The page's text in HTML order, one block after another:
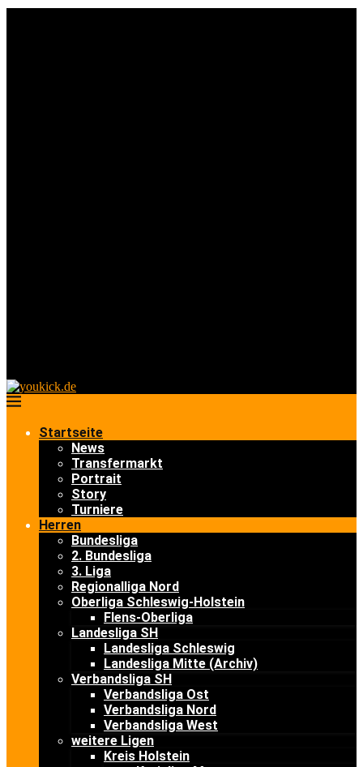
Startseite
News
Transfermarkt
Portrait
Story
Turniere
Herren
Bundesliga
2. Bundesliga
3. Liga
Regionalliga Nord
Oberliga Schleswig-Holstein
Flens-Oberliga
Landesliga SH
Landesliga Schleswig
Landesliga Mitte (Archiv)
Verbandsliga SH
Verbandsliga Ost
Verbandsliga Nord
Verbandsliga West
weitere Ligen
Kreis Holstein